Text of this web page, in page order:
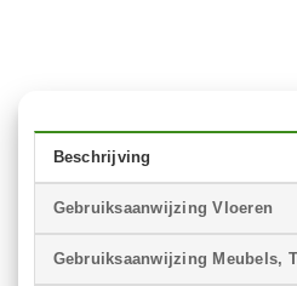
Beschrijving
Gebruiksaanwijzing Vloeren
Gebruiksaanwijzing Meubels,